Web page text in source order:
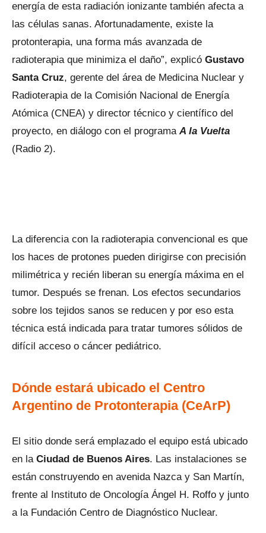
energía de esta radiación ionizante también afecta a
las células sanas. Afortunadamente, existe la
protonterapia, una forma más avanzada de
radioterapia que minimiza el daño”, explicó Gustavo
Santa Cruz, gerente del área de Medicina Nuclear y
Radioterapia de la Comisión Nacional de Energía
Atómica (CNEA) y director técnico y científico del
proyecto, en diálogo con el programaA la Vuelta
(Radio 2).
La diferencia con la radioterapia convencional es que
los haces de protones pueden dirigirse con precisión
milimétrica y recién liberan su energía máxima en el
tumor. Después se frenan. Los efectos secundarios
sobre los tejidos sanos se reducen y por eso esta
técnica está indicada para tratar tumores sólidos de
difícil acceso o cáncer pediátrico.
Dónde estará ubicado el Centro
Argentino de Protonterapia (CeArP)
El sitio donde será emplazado el equipo está ubicado
en la Ciudad de Buenos Aires. Las instalaciones se
están construyendo en avenida Nazca y San Martín,
frente al Instituto de Oncología Ángel H. Roffo y junto
a la Fundación Centro de Diagnóstico Nuclear.